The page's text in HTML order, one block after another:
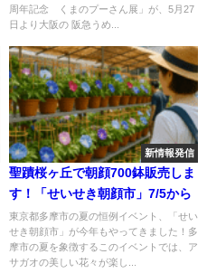
周年記念 くまのプーさん展」が、5月27
日より大阪の 阪急うめ...
新情報発信
聖蹟桜ヶ丘で朝顔700鉢販売しま
す！「せいせき朝顔市」7/5から
東京都多摩市の夏の恒例イベント、「せい
せき朝顔市」が今年もやってきました！多
摩市の夏を象徴するこのイベントでは、ア
サガオの美しい花々が楽し...